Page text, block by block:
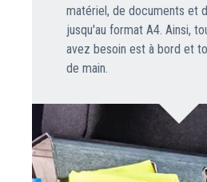
matériel, de documents et
jusqu'au format A4. Ainsi,
avez besoin est à bord et
de main.